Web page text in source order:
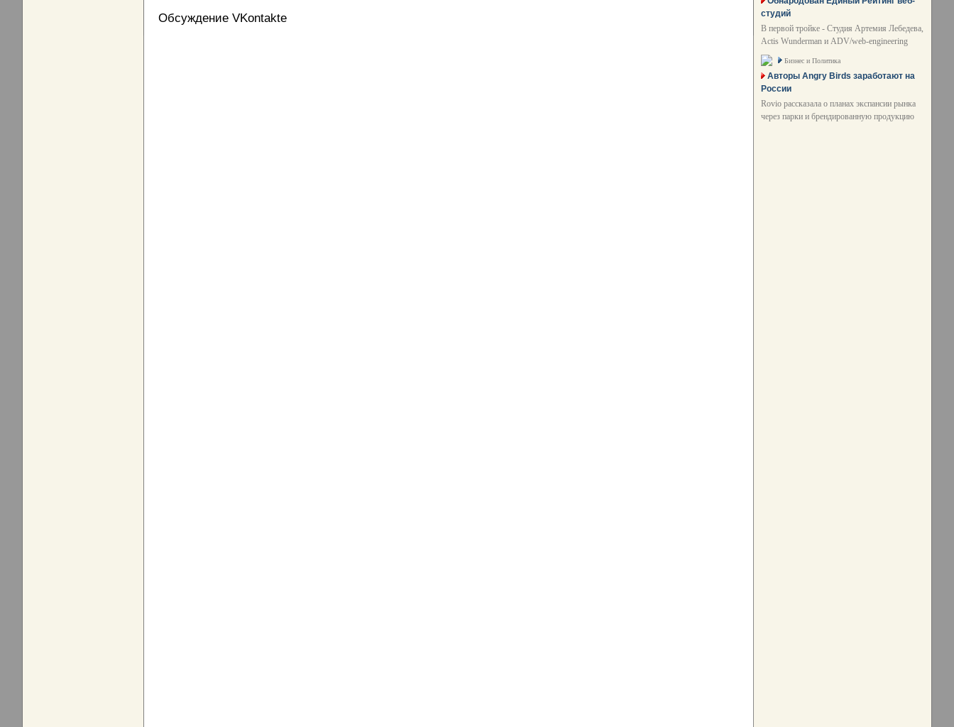
Обсуждение VKontakte
студий
В первой тройке - Студия Артемия Лебедева,
Actis Wunderman и ADV/web-engineering
Бизнес и Политика
Авторы Angry Birds заработают на
России
Rovio рассказала о планах экспансии рынка
через парки и брендированную продукцию